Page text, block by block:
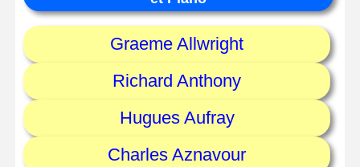
Graeme Allwright
Richard Anthony
Hugues Aufray
Charles Aznavour